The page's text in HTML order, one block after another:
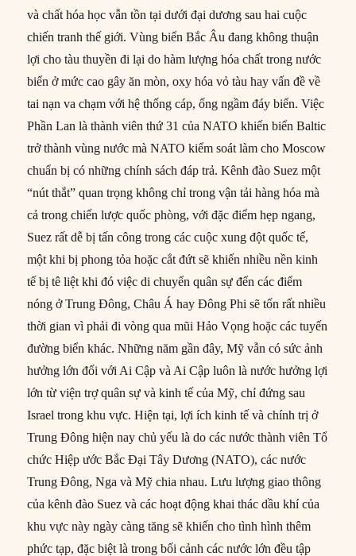
và chất hóa học vẫn tồn tại dưới đại dương sau hai cuộc
chiến tranh thế giới. Vùng biển Bắc Âu đang không thuận
lợi cho tàu thuyền đi lại do hàm lượng hóa chất trong nước
biển ở mức cao gây ăn mòn, oxy hóa vỏ tàu hay vấn đề về
tai nạn va chạm với hệ thống cáp, ống ngầm đáy biển. Việc
Phần Lan là thành viên thứ 31 của NATO khiến biển Baltic
trở thành vùng nước mà NATO kiểm soát làm cho Moscow
chuẩn bị có những chính sách đáp trả. Kênh đào Suez một
“nút thắt” quan trọng không chỉ trong vận tải hàng hóa mà
cả trong chiến lược quốc phòng, với đặc điểm hẹp ngang,
Suez rất dễ bị tấn công trong các cuộc xung đột quốc tế,
một khi bị phong tỏa hoặc cắt đứt sẽ khiến nhiều nền kinh
tế bị tê liệt khi đó việc di chuyển quân sự đến các điểm
nóng ở Trung Đông, Châu Á hay Đông Phi sẽ tốn rất nhiều
thời gian vì phải đi vòng qua mũi Hảo Vọng hoặc các tuyến
đường biển khác. Những năm gần đây, Mỹ vẫn có sức ảnh
hưởng lớn đối với Ai Cập và Ai Cập luôn là nước hưởng lợi
lớn từ viện trợ quân sự và kinh tế của Mỹ, chỉ đứng sau
Israel trong khu vực. Hiện tại, lợi ích kinh tế và chính trị ở
Trung Đông hiện nay chủ yếu là do các nước thành viên Tổ
chức Hiệp ước Bắc Đại Tây Dương (NATO), các nước
Trung Đông, Nga và Mỹ chia nhau. Lưu lượng giao thông
của kênh đào Suez và các hoạt động khai thác dầu khí của
khu vực này ngày càng tăng sẽ khiến cho tình hình thêm
phức tạp, đặc biệt là trong bối cảnh các nước lớn đều tập